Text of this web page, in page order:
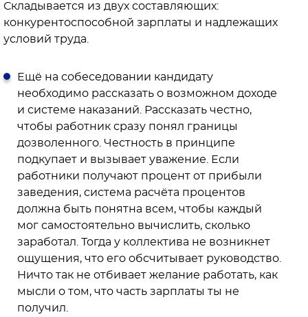
Складывается из двух составляющих:
конкурентоспособной зарплаты и надлежащих
условий труда.
Ещё на собеседовании кандидату
необходимо рассказать о возможном доходе
и системе наказаний. Рассказать честно,
чтобы работник сразу понял границы
дозволенного. Честность в принципе
подкупает и вызывает уважение. Если
работники получают процент от прибыли
заведения, система расчёта процентов
должна быть понятна всем, чтобы каждый
мог самостоятельно вычислить, сколько
заработал. Тогда у коллектива не возникнет
ощущения, что его обсчитывает руководство.
Ничто так не отбивает желание работать, как
мысли о том, что часть зарплаты ты не
получил.